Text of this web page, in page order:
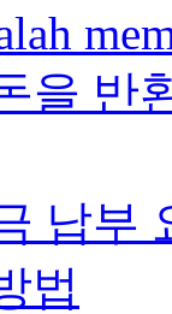
을 반
납부
법